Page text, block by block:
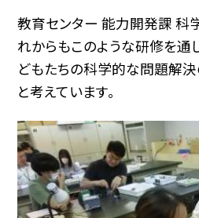
教育センター 能力開発課 科
れからもこのような研修を通
どもたちの科学的な問題解
と考えています。